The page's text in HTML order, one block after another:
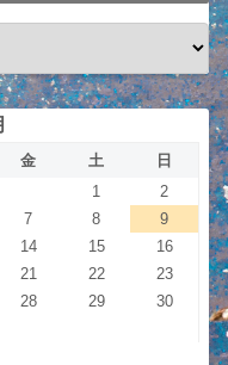
金 土
日
1
2
7 8
9
14 15
16
21 22
23
28 29
30